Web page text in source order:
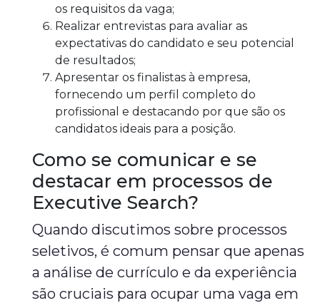
os requisitos da vaga;
Realizar entrevistas para avaliar as
expectativas do candidato e seu potencial
de resultados;
Apresentar os finalistas à empresa,
fornecendo um perfil completo do
profissional e destacando por que são os
candidatos ideais para a posição.
Como se comunicar e se
destacar em processos de
Executive Search?
Quando discutimos sobre processos
seletivos, é comum pensar que apenas
a análise de currículo e da experiência
são cruciais para ocupar uma vaga em